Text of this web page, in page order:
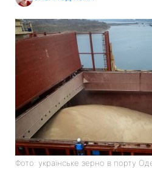
Фото: українське зерно в порту